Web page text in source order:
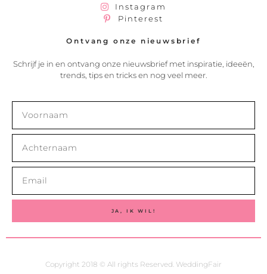
Instagram
Pinterest
Ontvang onze nieuwsbrief
Schrijf je in en ontvang onze nieuwsbrief met inspiratie, ideeën,
trends, tips en tricks en nog veel meer.
JA, IK WIL!
Copyright 2018 © All rights Reserved. WeddingFair